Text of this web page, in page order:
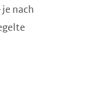
nach